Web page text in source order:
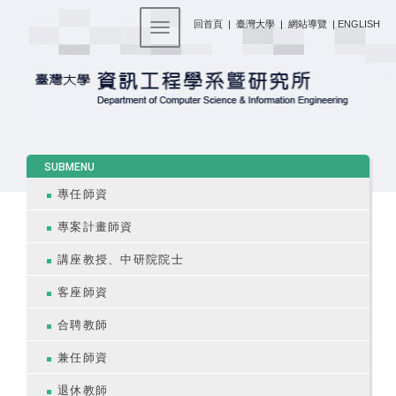
回首頁 | 臺灣大學 | 網站導覽 | ENGLISH
Toggle navigation
SUBMENU
專任師資
專案計畫師資
講座教授、中研院院士
客座師資
合聘教師
兼任師資
退休教師